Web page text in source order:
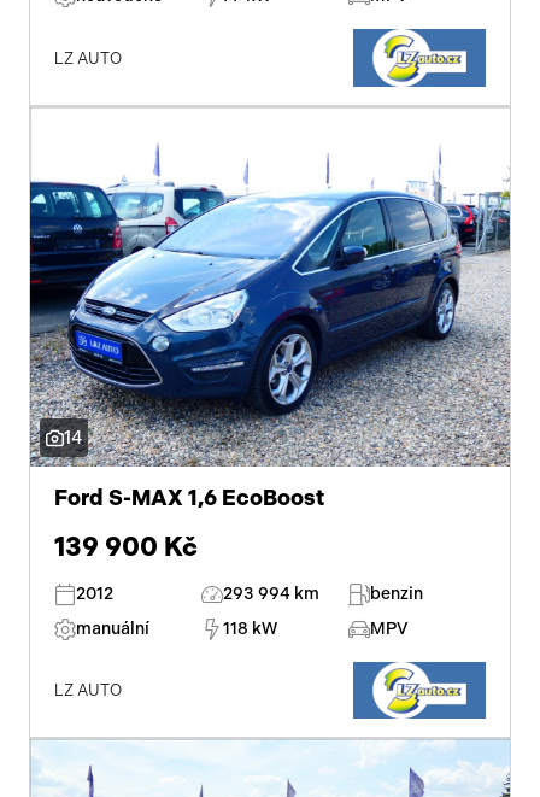
LZ AUTO
14
Ford S-MAX 1,6 EcoBoost
139 900 Kč
2012 293 994 km
benzin
manuální
118 kW MPV
LZ AUTO